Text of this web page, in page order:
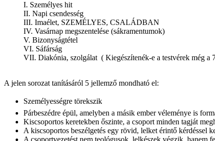
I. Személyes hit
II. Napi csendesség
III. Imaélet, SZEMÉLYES, CSALÁDBAN
IV. Vasárnap megszentelése (sákramentumok)
V. Bizonyságtétel
VI. Sáfárság
VII. Diakónia, szolgálat ( Kiegészítenék-e a testvérek még a
A jelen sorozat tanításáról 5 jellemző mondható el:
Személyességre törekszik
Párbeszédre épül, amelyben a másik ember véleménye is
Kiscsoportos keretekben őszinte, a csoport minden tagját
A kiscsoportos beszélgetés egy rövid, lelket érintő kérdéssel